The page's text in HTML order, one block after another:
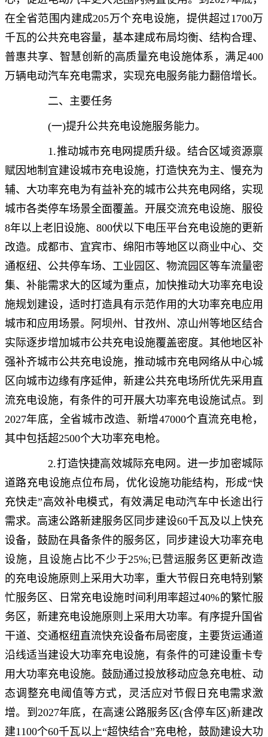
在全省范围内建成205万个充电设施，提供超过1700万
千瓦的公共充电容量，基本建成布局均衡、结构合理、
普惠共享、智慧创新的高质量充电设施体系，满足400
万辆电动汽车充电需求，实现充电服务能力翻倍增长。
二、主要任务
(一)提升公共充电设施服务能力。
1.推动城市充电网提质升级。结合区域资源禀
赋因地制宜建设城市充电设施，打造快充为主、慢充为
辅、大功率充电为有益补充的城市公共充电网络，实现
城市各类停车场景全面覆盖。开展交流充电设施、服役
8年以上老旧设施、800伏以下电压平台充电设施的更新
改造。成都市、宜宾市、绵阳市等地区以商业中心、交
通枢纽、公共停车场、工业园区、物流园区等车流量密
集、补能需求大的区域为重点，加快推动大功率充电设
施规划建设，适时打造具有示范作用的大功率充电应用
城市和应用场景。阿坝州、甘孜州、凉山州等地区结合
实际逐步增加城市公共充电设施覆盖密度。其他地区补
强补齐城市公共充电设施，推动城市充电网络从中心城
区向城市边缘有序延伸，新建公共充电场所优先采用直
流充电设施，有条件的可开展大功率充电设施试点。到
2027年底，全省城市改造、新增47000个直流充电枪，
其中包括超2500个大功率充电枪。
2.打造快捷高效城际充电网。进一步加密城际
道路充电设施点位布局，优化设施功能结构，形成“快
充快走”高效补电模式，有效满足电动汽车中长途出行
需求。高速公路新建服务区同步建设60千瓦及以上快充
设备，鼓励在具备条件的服务区，同步建设大功率充电
设施，且设施占比不少于25%;已营运服务区更新改造
的充电设施原则上采用大功率，重大节假日充电特别繁
忙服务区、日常充电设施时间利用率超过40%的繁忙服
务区，新建充电设施原则上采用大功率。有序提升国省
干道、交通枢纽直流快充设备布局密度，主要货运通道
沿线适当建设大功率充电设施，有条件的可建设重卡专
用大功率充电设施。鼓励通过投放移动应急充电桩、动
态调整充电阈值等方式，灵活应对节假日充电需求激
增。到2027年底，在高速公路服务区(含停车区)新建改
建1100个60千瓦以上“超快结合”充电枪，鼓励建设大功